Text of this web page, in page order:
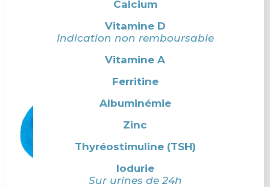
Calcium
Vitamine D
Indication non remboursable
Vitamine A
Ferritine
Albuminémie
Zinc
Thyréostimuline (TSH)
Iodurie
Sur urines de 24h